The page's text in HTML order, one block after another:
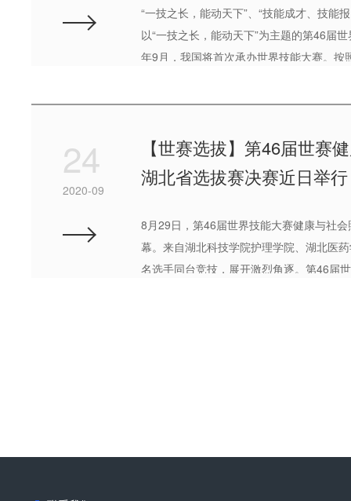
“一技之长，能动天下”、“技能成才、技
以“一技之长，能动天下”为主题的第46届
年9月，我国将首次承办世界技能大赛。
省举行了倒计时一周年灯光秀启动仪式。
24
2020-09
【世赛选拔】第46届世赛
湖北省选拔赛决赛近日举行
8月29日，第46届世界技能大赛健康与社
幕。来自湖北科技学院护理学院、湖北医
名选手同台竞技，展开激烈角逐。第46届